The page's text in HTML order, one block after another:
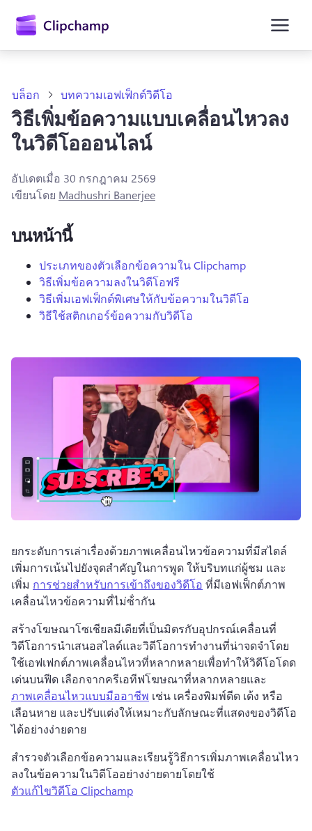
เนื้อหา
หลัก
ลงชื่อเข้าใช้
ลองใช้ฟรี
บล็อก บทความเอฟเฟ็กต์วิดีโอ
วิธีเพิ่มข้อความแบบเคลื่อนไหวลง
ในวิดีโอออนไลน์
อัปเดตเมื่อ 30 กรกฎาคม 2569
เขียนโดย Madhushri Banerjee
บนหน้านี้
ประเภทของตัวเลือกข้อความใน Clipchamp
วิธีเพิ่มข้อความลงในวิดีโอฟรี
วิธีเพิ่มเอฟเฟ็กต์พิเศษให้กับข้อความในวิดีโอ
วิธีใช้สติกเกอร์ข้อความกับวิดีโอ
เพิ่มการเน้นไปยังจุดสําคัญในการพูด ให้บริบทแก่ผู้ชม และ
เพิ่ม การช่วยสําหรับการเข้าถึงของวิดีโอ ที่มีเอฟเฟ็กต์ภาพ
เคลื่อนไหวข้อความที่ไม่ซ้ํากัน
สร้างโฆษณาโซเชียลมีเดียที่เป็นมิตรกับอุปกรณ์เคลื่อนที่
วิดีโอการนําเสนอสไลด์และวิดีโอการทํางานที่น่าจดจําโดย
ใช้เอฟเฟกต์ภาพเคลื่อนไหวที่หลากหลายเพื่อทําให้วิดีโอโดด
เด่นบนฟีด เลือกจากครีเอทีฟโฆษณาที่หลากหลายและ
ภาพเคลื่อนไหวแบบมืออาชีพ เช่น เครื่องพิมพ์ดีด เด้ง หรือ
เลือนหาย และปรับแต่งให้เหมาะกับลักษณะที่แสดงของวิดีโอ
ได้อย่างง่ายดาย
สํารวจตัวเลือกข้อความและเรียนรู้วิธีการเพิ่มภาพเคลื่อนไหว
ลงในข้อความในวิดีโออย่างง่ายดายโดยใช้
ตัวแก้ไขวิดีโอ Clipchamp